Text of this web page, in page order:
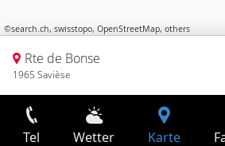
©search.ch, swisstopo, OpenStreetMap, others
Rte de Bonse
1965 Savièse
Tel Wetter Karte